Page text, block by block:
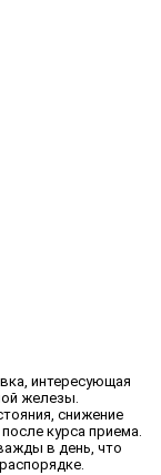
интересующая
железы.
снижение
курса приема.
в день, что